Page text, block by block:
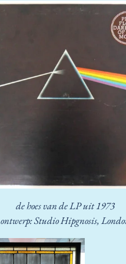
de hoes van de LP uit 1973
ontwerp: Studio Hipgnosis,